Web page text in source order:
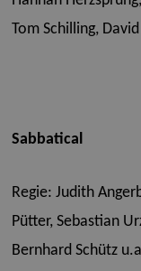
Tom Schilling,
Sabbatical
Regie: Judith
Pütter, Sebastian
Bernhard Schütz